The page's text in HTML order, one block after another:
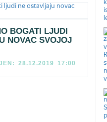
BOGATI LJUDI
NOVAC SVOJOJ
28.12.2019 17:00